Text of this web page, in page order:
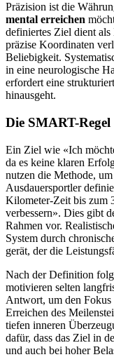
Präzision ist die
mental erreichen
definiertes Ziel dient
präzise Koordinaten
Beliebigkeit.
in eine neurologische
erfordert eine
hinausgeht.
Die SMART-
Ein Ziel wie «Ich
da es keine klaren
nutzen die Methode, um
Ausdauersportler
Kilometer-Zeit bis zum
verbessern». Dies gibt
Rahmen vor.
System durch
gerät, der die
Nach der Definition
motivieren selten
Antwort, um den Fokus
Erreichen des
tiefen inneren
dafür, dass das Ziel in
und auch bei hoher